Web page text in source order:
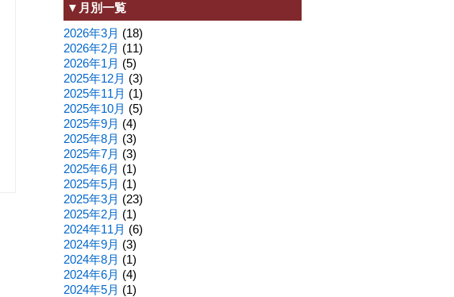
▼月別一覧
2026年3月 (18)
2026年2月 (11)
2026年1月 (5)
2025年12月 (3)
2025年11月 (1)
2025年10月 (5)
2025年9月 (4)
2025年8月 (3)
2025年7月 (3)
2025年6月 (1)
2025年5月 (1)
2025年3月 (23)
2025年2月 (1)
2024年11月 (6)
2024年9月 (3)
2024年8月 (1)
2024年6月 (4)
2024年5月 (1)